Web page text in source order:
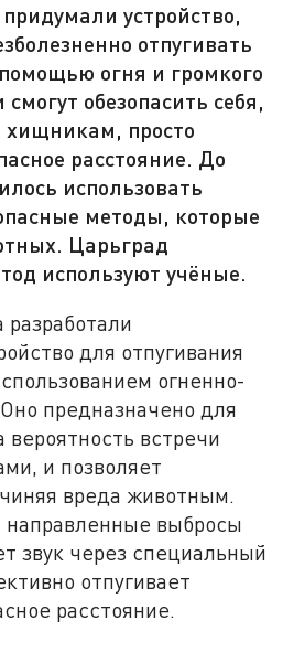
устройство,
отпугивать
огня и громкого
обезопасить себя,
хищникам, просто
расстояние. До
использовать
методы, которые
Царьград
используют учёные.
для отпугивания
огненно-
предназначено для
вероятность встречи
и позволяет
вреда животным.
направленные выбросы
звук через специальный
отпугивает
расстояние.